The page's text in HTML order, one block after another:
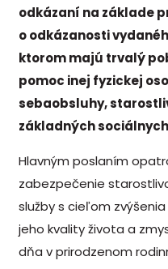
odkázaní na základe
o odkázanosti
ktorom majú trvalý
pomoc inej fyzickej
sebaobsluhy,
základných
Hlavným poslaním
zabezpečenie
služby s cieľom
jeho kvality života a
dňa v prirodzenom